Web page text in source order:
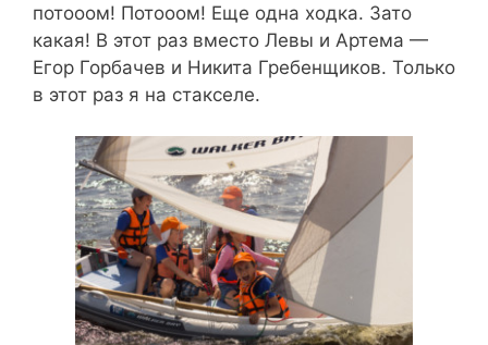
потооом! Потооом! Еще одна ходка. Зато
какая! В этот раз вместо Левы и Артема —
Егор Горбачев и Никита Гребенщиков. Только
в этот раз я на стакселе.